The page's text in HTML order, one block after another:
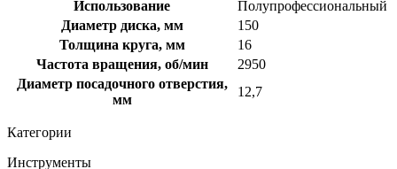
Использование
Полупрофессиональный
Диаметр диска, мм
150
Толщина круга, мм
16
Частота вращения, об/мин
2950
Диаметр посадочного отверстия,
мм
12,7
Категории
Инструменты